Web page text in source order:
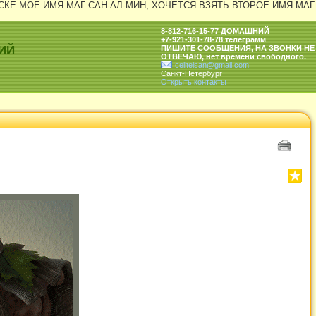
МОЕ ИМЯ МАГ САН-АЛ-МИН, ХОЧЕТСЯ ВЗЯТЬ ВТОРОЕ ИМЯ МАГ
8-812-716-15-77 ДОМАШНИЙ
+7-921-301-78-78 телеграмм
ПИШИТЕ СООБЩЕНИЯ, НА ЗВОНКИ НЕ
ОТВЕЧАЮ, нет времени свободного.
celitelsan@gmail.com
Санкт-Петербург
Открыть контакты